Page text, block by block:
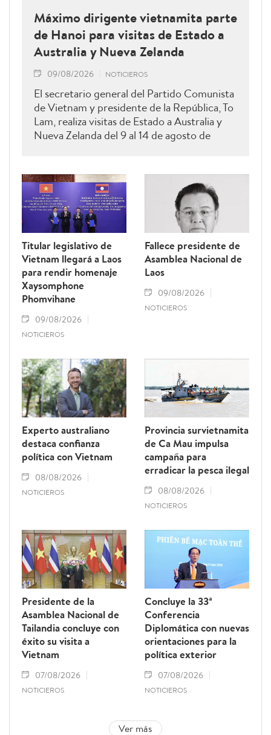
Máximo dirigente vietnamita parte
de Hanoi para visitas de Estado a
Australia y Nueva Zelanda
09/08/2026 NOTICIEROS
El secretario general del Partido Comunista
de Vietnam y presidente de la República, To
Lam, realiza visitas de Estado a Australia y
Nueva Zelanda del 9 al 14 de agosto de
Titular legislativo de
Vietnam llegará a Laos
para rendir homenaje
Xaysomphone
Phomvihane
09/08/2026
NOTICIEROS
Fallece presidente de
Asamblea Nacional de
Laos
09/08/2026
NOTICIEROS
Experto australiano
destaca confianza
política con Vietnam
08/08/2026
NOTICIEROS
Provincia survietnamita
de Ca Mau impulsa
campaña para
erradicar la pesca ilegal
08/08/2026
NOTICIEROS
Presidente de la
Asamblea Nacional de
Tailandia concluye con
éxito su visita a
Vietnam
07/08/2026
NOTICIEROS
Concluye la 33ª
Conferencia
Diplomática con nuevas
orientaciones para la
política exterior
07/08/2026
NOTICIEROS
Ver más